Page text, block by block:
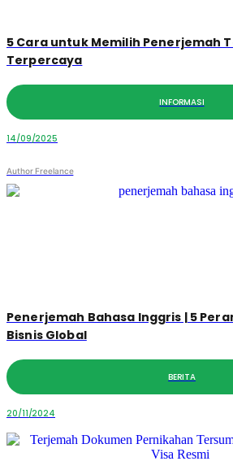
5 Cara untuk Memilih Penerjemah
Terpercaya
INFORMASI
14/09/2025
Author Freelance
Penerjemah Bahasa Inggris | 5
Bisnis Global
BERITA
20/11/2024